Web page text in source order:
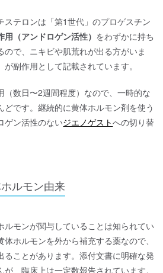
ステロンは「第1世代」のプロゲスチン
（アンドロゲン活性） をわずかに持ち
ので、ニキビや肌荒れが出る方がいま
副作用として記載されています。
（数日〜2週間程度）なので、一時的な
どです。継続的に黄体ホルモン剤を使う
ゲン活性のないジエノゲストへの切り替
ルモン由来
ルモンが関与していることは知られてい
ホルモンを外から補充する薬なので、
ることがあります。添付文書に明確な発
、臨床上は一定数報告されています。